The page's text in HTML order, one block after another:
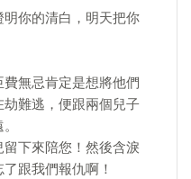
你的清白，明天把你
無忌肯定是想將他們
難逃，便跟兩個兒子
下來陪您！然後含淚
跟我們報仇啊！